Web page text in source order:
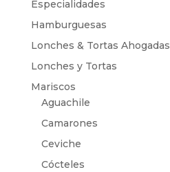
Especialidades
Hamburguesas
Lonches & Tortas Ahogadas
Lonches y Tortas
Mariscos
Aguachile
Camarones
Ceviche
Cócteles